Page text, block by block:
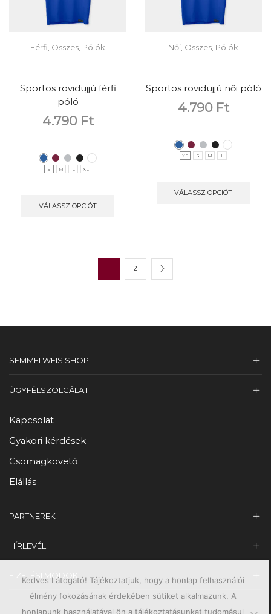
Férfi, Összes, Pólók
Sportos rövidujjú férfi
póló
4.790 Ft
S M L XL
VÁLASSZ OPCIÓT
Női, Összes, Pólók
Sportos rövidujjú női póló
4.790 Ft
XS S M L
VÁLASSZ OPCIÓT
1 2
SEMMELWEIS SHOP
ÜGYFÉLSZOLGÁLAT
Kapcsolat
Gyakori kérdések
Csomagkövető
Elállás
PARTNEREK
HÍRLEVÉL
FIZETÉSI MÓDOK
Kedves Látogató! Tájékoztatjuk, hogy a honlap felhasználói
élmény fokozásának érdekében sütiket alkalmazunk. A
honlapunk használatával ön a tájékoztatásunkat tudomásul